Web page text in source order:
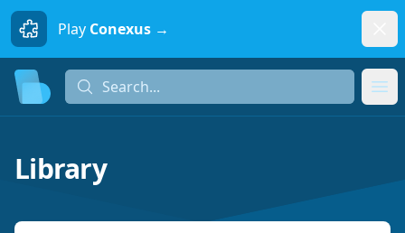
Play Conexus →
Search...
Library